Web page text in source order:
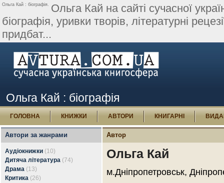
Ольга Кай : біографія. Ольга Кай на сайті сучасної
біографія, уривки творів, літературні
придбат...
Ольга Кай : біографія
ГОЛОВНА КНИЖКИ АВТОРИ КНИГАРНІ
Автори за жанрами
Аудіокнижки (10)
Дитяча література (74)
Драма (13)
Критика (26)
Автор
Ольга Кай
м.Дніпропетровськ,